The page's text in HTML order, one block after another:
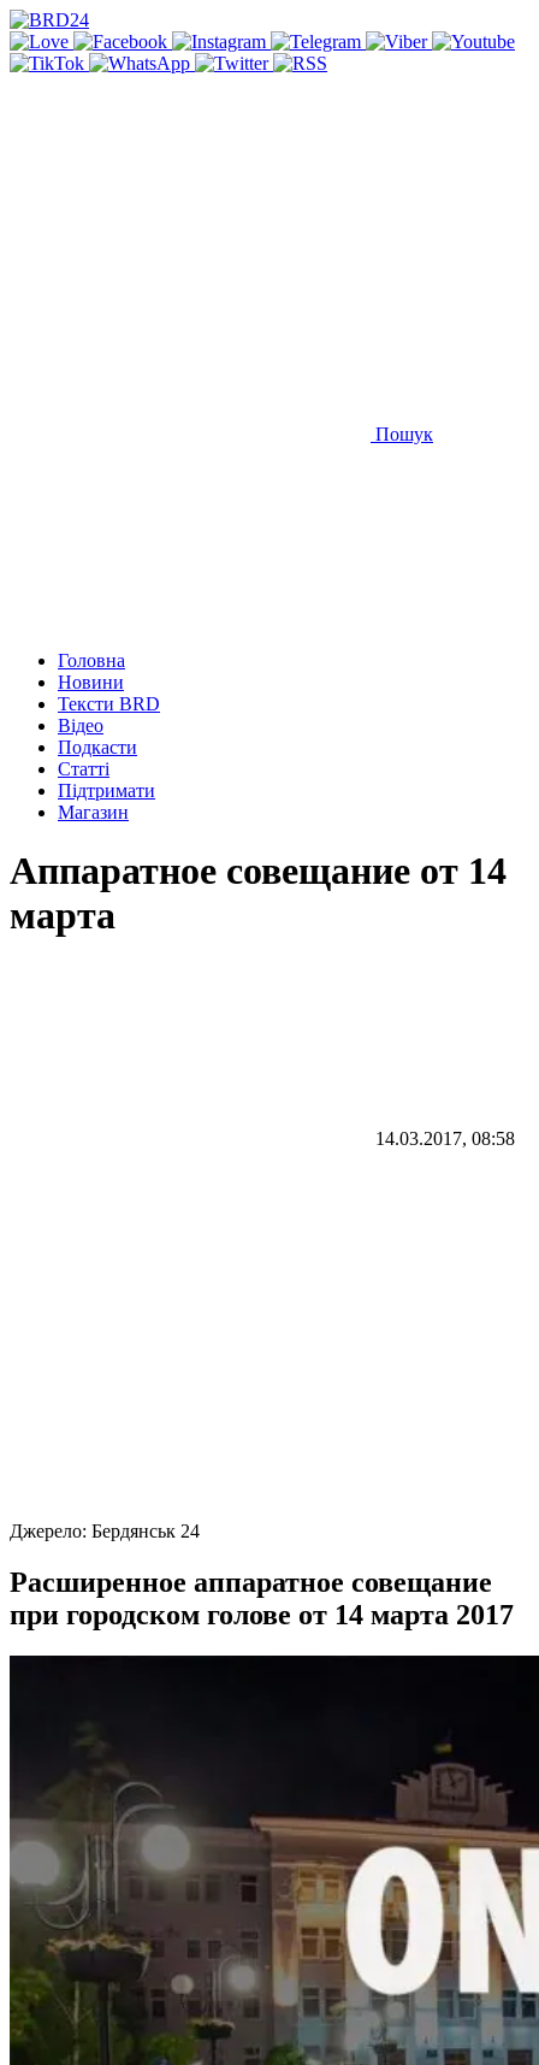
Пошук
Головна
Новини
Тексти BRD
Відео
Подкасти
Статті
Підтримати
Магазин
Аппаратное совещание от 14
марта
14.03.2017, 08:58
Джерело: Бердянськ 24
Расширенное аппаратное совещание
при городском голове от 14 марта 2017